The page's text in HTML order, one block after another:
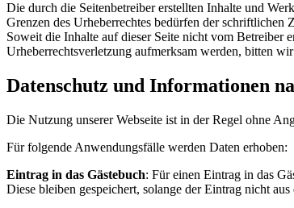
Die durch die Seitenbetreiber erstellten Inhalte und
Grenzen des Urheberrechtes bedürfen der
Soweit die Inhalte auf dieser Seite nicht vom Betreiber
Urheberrechtsverletzung aufmerksam werden, bitten
Datenschutz und Informationen
Die Nutzung unserer Webseite ist in der Regel ohne
Für folgende Anwendungsfälle werden Daten erhoben:
Eintrag in das Gästebuch: Für einen Eintrag in das
Diese bleiben gespeichert, solange der Eintrag nicht